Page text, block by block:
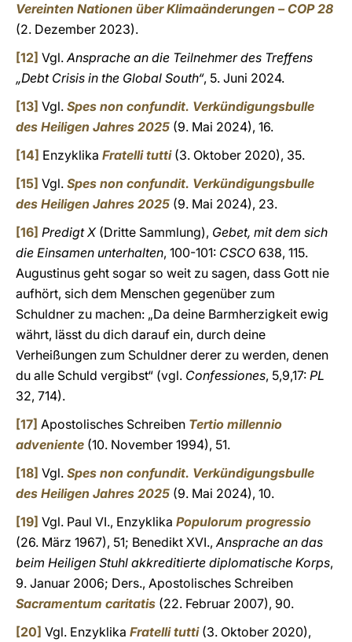
Vereinten Nationen über Klimaänderungen – COP 28
(2. Dezember 2023).
[12] Vgl.Ansprache an die Teilnehmer des Treffens
„Debt Crisis in the Global South“, 5. Juni 2024.
[13] Vgl. Spes non confundit. Verkündigungsbulle
des Heiligen Jahres 2025 (9. Mai 2024), 16.
[14] Enzyklika Fratelli tutti(3. Oktober 2020), 35.
[15] Vgl. Spes non confundit. Verkündigungsbulle
des Heiligen Jahres 2025 (9. Mai 2024), 23.
[16] Predigt X (Dritte Sammlung), Gebet, mit dem sich
die Einsamen unterhalten, 100-101: CSCO 638, 115.
Augustinus geht sogar so weit zu sagen, dass Gott nie
aufhört, sich dem Menschen gegenüber zum
Schuldner zu machen: „Da deine Barmherzigkeit ewig
währt, lässt du dich darauf ein, durch deine
Verheißungen zum Schuldner derer zu werden, denen
du alle Schuld vergibst“ (vgl. Confessiones, 5,9,17: PL
32, 714).
[17] Apostolisches Schreiben Tertio millennio
adveniente (10. November 1994), 51.
[18] Vgl. Spes non confundit. Verkündigungsbulle
des Heiligen Jahres 2025 (9. Mai 2024), 10.
[19] Vgl. Paul VI., Enzyklika Populorum progressio
(26. März 1967), 51; Benedikt XVI.,Ansprache an das
beim Heiligen Stuhl akkreditierte diplomatische Korps,
9. Januar 2006; Ders., Apostolisches Schreiben
Sacramentum caritatis (22. Februar 2007), 90.
[20] Vgl. Enzyklika Fratelli tutti(3. Oktober 2020),